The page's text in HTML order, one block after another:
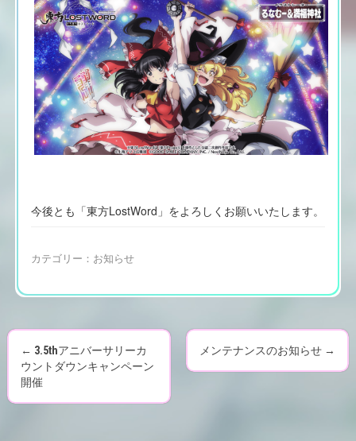
今後とも「東方LostWord」をよろしくお願いいたします。
カテゴリー： お知らせ
P
o
← 3.5thアニバーサリーカ
ウントダウンキャンペーン
開催
メンテナンスのお知らせ →